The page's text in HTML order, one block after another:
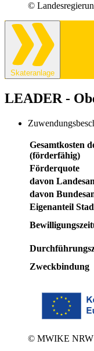
©
Skateranlage
LEADER -
Gesamtkosten
(förderfähig)
Förderquote
davon
davon
Eigenanteil
Zweckbindung
© MWIKE NRW